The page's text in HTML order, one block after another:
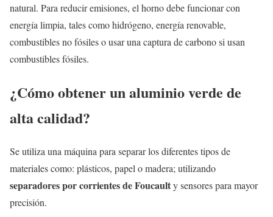
natural. Para reducir emisiones, el horno debe funcionar con
energía limpia, tales como hidrógeno, energía renovable,
combustibles no fósiles o usar una captura de carbono si usan
combustibles fósiles.
¿Cómo obtener un aluminio verde de
alta calidad?
Se utiliza una máquina para separar los diferentes tipos de
materiales como: plásticos, papel o madera; utilizando
separadores por corrientes de Foucaulty sensores para mayor
precisión.